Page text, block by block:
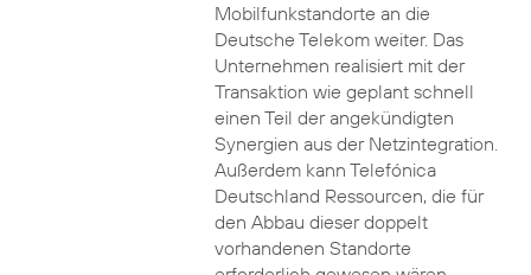
Mobilfunkstandorte an die
Deutsche Telekom weiter. Das
Unternehmen realisiert mit der
Transaktion wie geplant schnell
einen Teil der angekündigten
Synergien aus der Netzintegration.
Außerdem kann Telefónica
Deutschland Ressourcen, die für
den Abbau dieser doppelt
vorhandenen Standorte